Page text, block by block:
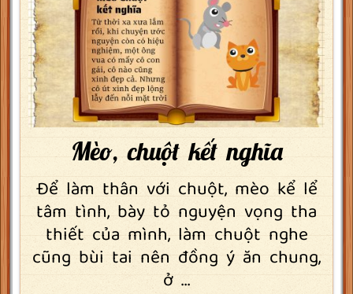
Mèo, chuột kết nghĩa
Để làm thân với chuột, mèo kể lể
tâm tình, bày tỏ nguyện vọng tha
thiết của mình, làm chuột nghe
cũng bùi tai nên đồng ý ăn chung,
ở ...